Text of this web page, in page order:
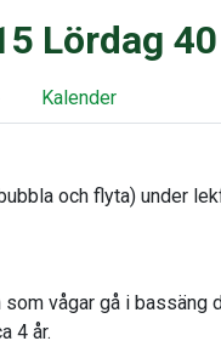
Lördag
Kalender
och flyta) under
vågar gå i bassäng
4 år.